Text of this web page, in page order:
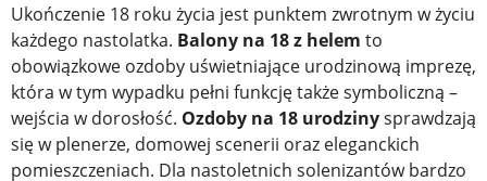
Ukończenie 18 roku życia jest punktem zwrotnym w życiu
każdego nastolatka. Balony na 18 z helem to
obowiązkowe ozdoby uświetniające urodzinową imprezę,
która w tym wypadku pełni funkcję także symboliczną –
wejścia w dorosłość. Ozdoby na 18 urodzinysprawdzają
się w plenerze, domowej scenerii oraz eleganckich
pomieszczeniach. Dla nastoletnich solenizantów bardzo